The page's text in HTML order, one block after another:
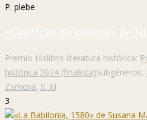
P. plebe
«Cantigas de sangre» de
Premio Hislibris literatura histórica:
histórica 2024 (finalista)Subgéneros:
Zamora, S. XI
3